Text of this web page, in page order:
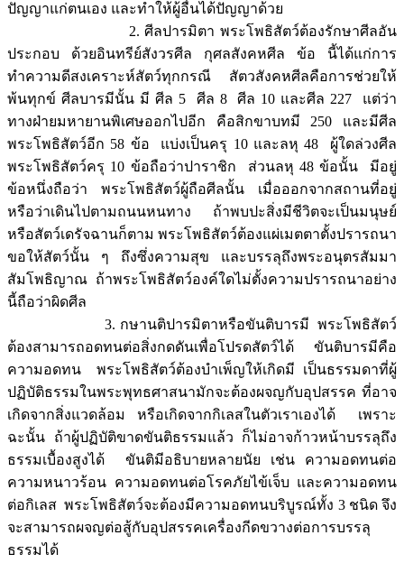
ปัญญาแก่ตนเอง และทำให้ผู้อื่นได้ปัญญาด้วย
2. ศีลปารมิตา พระโพธิสัตว์ต้องรักษาศีลอัน
ประกอบ ด้วยอินทรีย์สังวรศีล กุศลสังคหศีล ข้อ นี้ได้แก่การ
ทำความดีสงเคราะห์สัตว์ทุกกรณี สัตวสังคหศีลคือการช่วยให้
พ้นทุกข์ ศีลบารมีนั้น มี ศีล 5 ศีล 8 ศีล 10 และศีล 227 แต่ว่า
ทางฝ่ายมหายานพิเศษออกไปอีก คือสิกขาบทมี 250 และมีศีล
พระโพธิสัตว์อีก 58 ข้อ แบ่งเป็นครุ 10 และลหุ 48 ผู้ใดล่วงศีล
พระโพธิสัตว์ครุ 10 ข้อถือว่าปาราชิก ส่วนลหุ 48 ข้อนั้น มีอยู่
ข้อหนึ่งถือว่า พระโพธิสัตว์ผู้ถือศีลนั้น เมื่อออกจากสถานที่อยู่
หรือว่าเดินไปตามถนนหนทาง ถ้าพบปะสิ่งมีชีวิตจะเป็นมนุษย์
หรือสัตว์เดรัจฉานก็ตาม พระโพธิสัตว์ต้องแผ่เมตตาตั้งปรารถนา
ขอให้สัตว์นั้น ๆ ถึงซึ่งความสุข และบรรลุถึงพระอนุตรสัมมา
สัมโพธิญาณ ถ้าพระโพธิสัตว์องค์ใดไม่ตั้งความปรารถนาอย่าง
นี้ถือว่าผิดศีล
3. กษานติปารมิตาหรือขันติบารมี พระโพธิสัตว์
ต้องสามารถอดทนต่อสิ่งกดดันเพื่อโปรดสัตว์ได้ ขันติบารมีคือ
ความอดทน พระโพธิสัตว์ต้องบำเพ็ญให้เกิดมี เป็นธรรมดาที่ผู้
ปฏิบัติธรรมในพระพุทธศาสนามักจะต้องผจญกับอุปสรรค ที่อาจ
เกิดจากสิ่งแวดล้อม หรือเกิดจากกิเลสในตัวเราเองได้ เพราะ
ฉะนั้น ถ้าผู้ปฏิบัติขาดขันติธรรมแล้ว ก็ไม่อาจก้าวหน้าบรรลุถึง
ธรรมเบื้องสูงได้ ขันติมีอธิบายหลายนัย เช่น ความอดทนต่อ
ความหนาวร้อน ความอดทนต่อโรคภัยไข้เจ็บ และความอดทน
ต่อกิเลส พระโพธิสัตว์จะต้องมีความอดทนบริบูรณ์ทั้ง 3 ชนิด จึง
จะสามารถผจญต่อสู้กับอุปสรรคเครื่องกีดขวางต่อการบรรลุ
ธรรมได้